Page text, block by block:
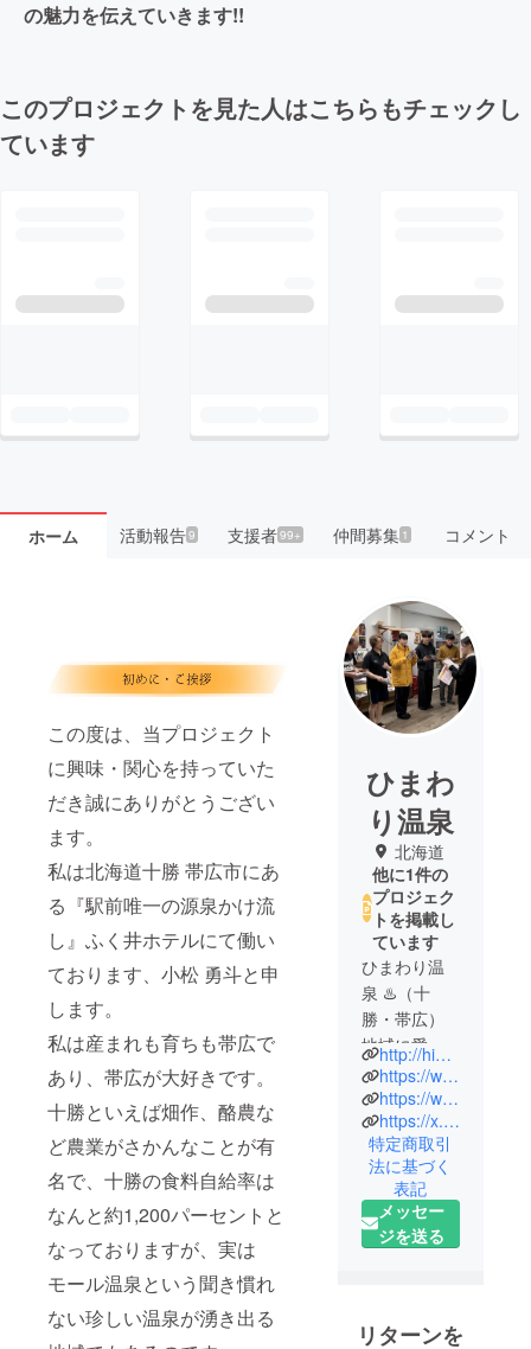
の魅力を伝えていきます!!
このプロジェクトを見た人はこちらもチェックし
ています
ホーム 活動報告9 支援者99+ 仲間募集 1 コメント
この度は、当プロジェクト
に興味・関心を持っていた
だき誠にありがとうござい
ます。
私は北海道十勝 帯広市にあ
る『駅前唯一の源泉かけ流
し』ふく井ホテルにて働い
ております、小松 勇斗と申
します。
私は産まれも育ちも帯広で
あり、帯広が大好きです。
十勝といえば畑作、酪農な
ど農業がさかんなことが有
名で、十勝の食料自給率は
なんと約1,200パーセントと
なっておりますが、実は
モール温泉という聞き慣れ
ない珍しい温泉が湧き出る
ひまわ
り温泉
北海道
他に1件の
プロジェク
トを掲載し
ています
ひまわり温
泉 ♨️（十
勝・帯広）
地域に愛さ
れてきた、
まちの温泉
です。
現在ボイ
ラー故障と
いう大きな
試練に直面
し、
ジェクト」
http://himawari-morinosato.com/
https://www.instagram.com/himawari_onsen?igsh=M2V5NWpueDRzb2p5
https://www.instagram.com/mimipomi_24?igsh=MWtoMGV3aW5lOXJ4NA==
https://x.com/himawari_1137?s=11
特定商取引
法に基づく
表記
メッセー
ジを送る
リターンを